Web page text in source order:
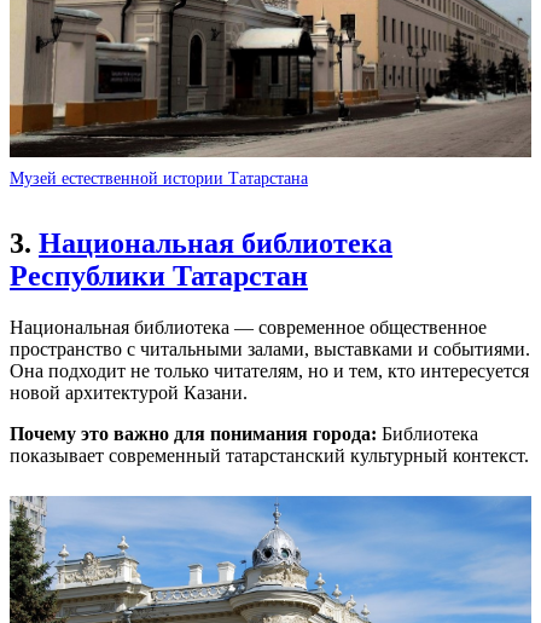
Музей естественной истории Татарстана
3. Национальная библиотека
Республики Татарстан
Национальная библиотека — современное общественное
пространство с читальными залами, выставками и событиями.
Она подходит не только читателям, но и тем, кто интересуется
новой архитектурой Казани.
Почему это важно для понимания города: Библиотека
показывает современный татарстанский культурный контекст.